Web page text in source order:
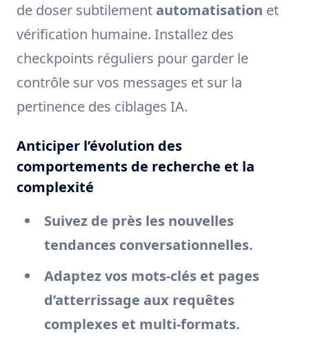
de doser subtilement automatisation et
vérification humaine. Installez des
checkpoints réguliers pour garder le
contrôle sur vos messages et sur la
pertinence des ciblages IA.
Anticiper l’évolution des
comportements de recherche et la
complexité
Suivez de près les nouvelles
tendances conversationnelles.
Adaptez vos mots-clés et pages
d’atterrissage aux requêtes
complexes et multi-formats.